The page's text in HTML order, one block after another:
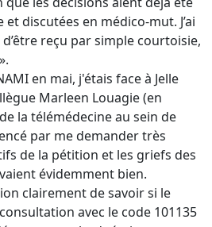
discutées en médico-mut. J’ai
reçu par simple courtoisie,
en mai, j'étais face à Jelle
Marleen Louagie (en
la télémédecine au sein de
par me demander très
de la pétition et les griefs des
évidemment bien.
clairement de savoir si le
avec le code 101135